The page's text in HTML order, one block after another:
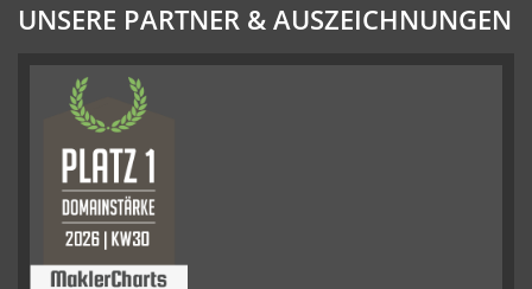
UNSERE PARTNER & AUSZEICHNUNGEN